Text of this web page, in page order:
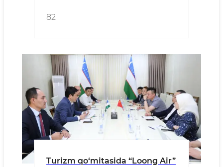
82
Turizm qo‘mitasida “Loong Air”